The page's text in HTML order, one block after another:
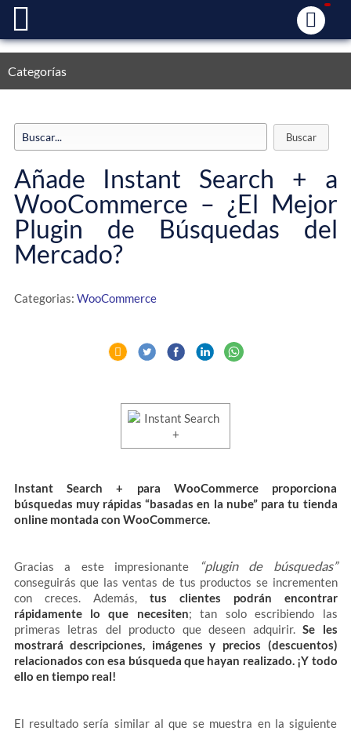
Categorías
Añade Instant Search + a
WooCommerce – ¿El Mejor
Plugin de Búsquedas del
Mercado?
Categorias: WooCommerce
Instant Search + para WooCommerce proporciona
búsquedas muy rápidas “basadas en la nube” para tu tienda
online montada con WooCommerce.
Gracias a este impresionante “plugin de búsquedas”
conseguirás que las ventas de tus productos se incrementen
con creces. Además, tus clientes podrán encontrar
rápidamente lo que necesiten; tan solo escribiendo las
primeras letras del producto que deseen adquirir.Se les
mostrará descripciones, imágenes y precios (descuentos)
relacionados con esa búsqueda que hayan realizado. ¡Y todo
ello en tiempo real!
El resultado sería similar al que se muestra en la siguiente